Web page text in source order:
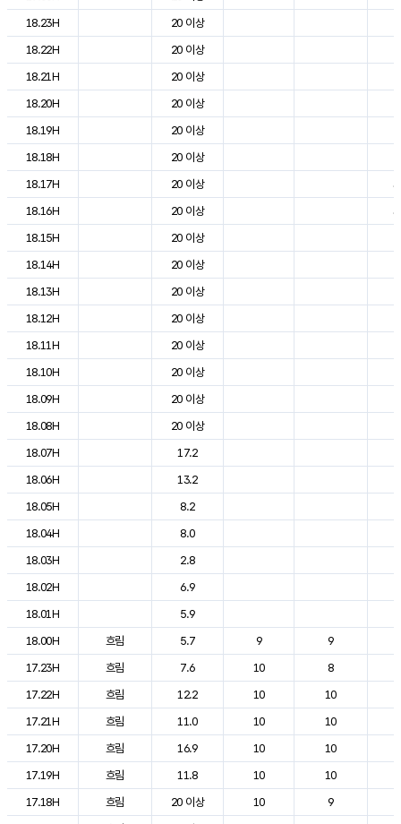
18.23H
20 이상
18.22H
20 이상
18.21H
20 이상
18.20H
20 이상
18.19H
20 이상
18.18H
20 이상
18.17H
20 이상
18.16H
20 이상
18.15H
20 이상
18.14H
20 이상
18.13H
20 이상
18.12H
20 이상
18.11H
20 이상
18.10H
20 이상
18.09H
20 이상
18.08H
20 이상
18.07H
17.2
18.06H
13.2
18.05H
8.2
18.04H
8.0
18.03H
2.8
18.02H
6.9
18.01H
5.9
18.00H
흐림 5.7 9 9
17.23H
흐림 7.6 10 8
17.22H
흐림 12.2 10 10
17.21H
흐림 11.0 10 10
17.20H
흐림 16.9 10 10
17.19H
흐림 11.8 10 10
17.18H
흐림 20 이상 10 9